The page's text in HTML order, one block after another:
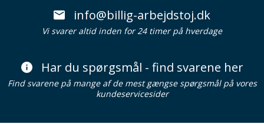
info@billig-arbejdstoj.dk
Vi svarer altid inden for 24 timer på hverdage
Har du spørgsmål - find svarene her
Find svarene på mange af de mest gængse spørgsmål på vores
kundeservicesider